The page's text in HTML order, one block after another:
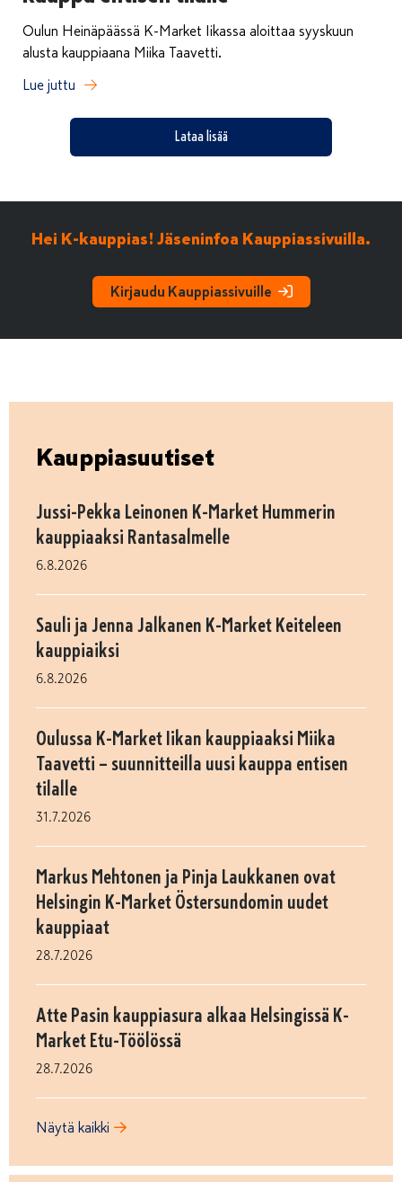
Oulun Heinäpäässä K-Market Iikassa aloittaa syyskuun
alusta kauppiaana Miika Taavetti.
Lue juttu
Lataa lisää
Hei K-kauppias! Jäseninfoa Kauppiassivuilla.
Kirjaudu Kauppiassivuille
Kauppiasuutiset
Jussi-Pekka Leinonen K-Market Hummerin
kauppiaaksi Rantasalmelle
6.8.2026
Sauli ja Jenna Jalkanen K-Market Keiteleen
kauppiaiksi
6.8.2026
Oulussa K-Market Iikan kauppiaaksi Miika
Taavetti – suunnitteilla uusi kauppa entisen
tilalle
31.7.2026
Markus Mehtonen ja Pinja Laukkanen ovat
Helsingin K-Market Östersundomin uudet
kauppiaat
28.7.2026
Atte Pasin kauppiasura alkaa Helsingissä K-
Market Etu-Töölössä
28.7.2026
Näytä kaikki